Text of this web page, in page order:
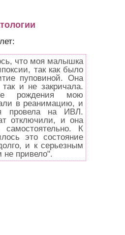
что моя малышка
так как было
пуповиной. Она
и не закричала.
рождения мою
в реанимацию, и
провела на ИВЛ.
отключили, и она
К
это состояние
и к серьезным
не привело".